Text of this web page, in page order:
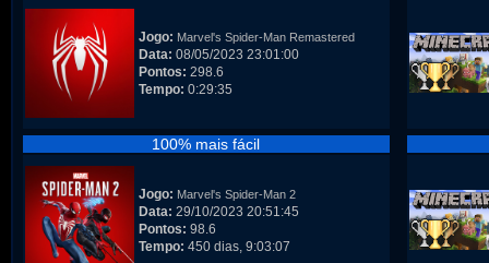
Jogo: Marvel's Spider-Man Remastered
Data: 08/05/2023 23:01:00
Pontos: 298.6
Tempo: 0:29:35
100% mais fácil
Jogo: Marvel's Spider-Man 2
Data: 29/10/2023 20:51:45
Pontos: 98.6
Tempo: 450 dias, 9:03:07